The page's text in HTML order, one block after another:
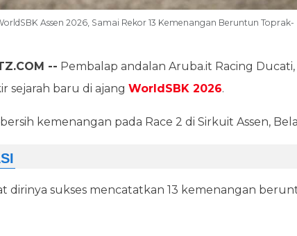
Assen 2026, Samai Rekor 13 Kemenangan Beruntun Toprak-
-- Pembalap andalan Aruba.it Racing Ducati,
sejarah baru di ajang WorldSBK 2026.
kemenangan pada Race 2 di Sirkuit Assen,
dirinya sukses mencatatkan 13 kemenangan